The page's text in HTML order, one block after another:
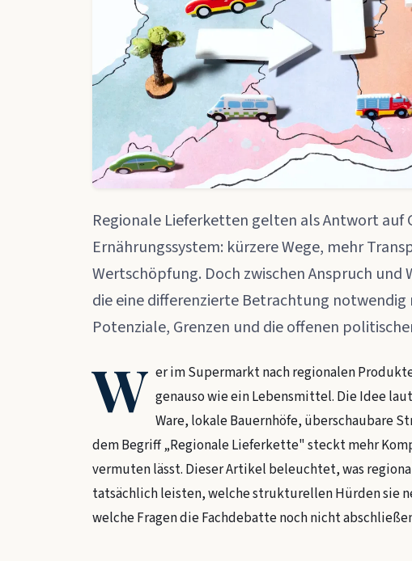
Regionale Lieferketten gelten als Antwort auf
Ernährungssystem: kürzere Wege, mehr
Wertschöpfung. Doch zwischen Anspruch
die eine differenzierte Betrachtung notwendig
Potenziale, Grenzen und die offenen
W er im Supermarkt nach regionalen
genauso wie ein Lebensmittel. Die Idee
Ware, lokale Bauernhöfe, überschaubare
dem Begriff „Regionale Lieferkette" steckt mehr
vermuten lässt. Dieser Artikel beleuchtet, was
tatsächlich leisten, welche strukturellen Hürden sie
welche Fragen die Fachdebatte noch nicht